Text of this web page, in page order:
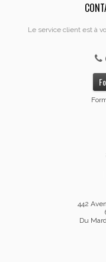
Le service client est à
442
Du